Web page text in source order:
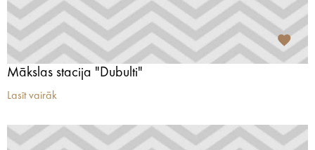
Mākslas stacija "Dubulti"
Lasīt vairāk